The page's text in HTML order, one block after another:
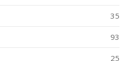
35
93
25